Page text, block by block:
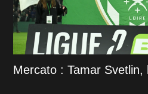
Mercato : Tamar Svetlin,